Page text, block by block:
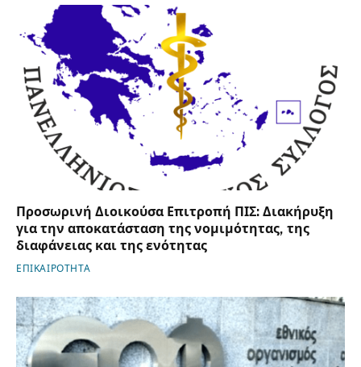
Προσωρινή Διοικούσα Επιτροπή ΠΙΣ: Διακήρυξη
για την αποκατάσταση της νομιμότητας, της
διαφάνειας και της ενότητας
ΕΠΙΚΑΙΡΟΤΗΤΑ